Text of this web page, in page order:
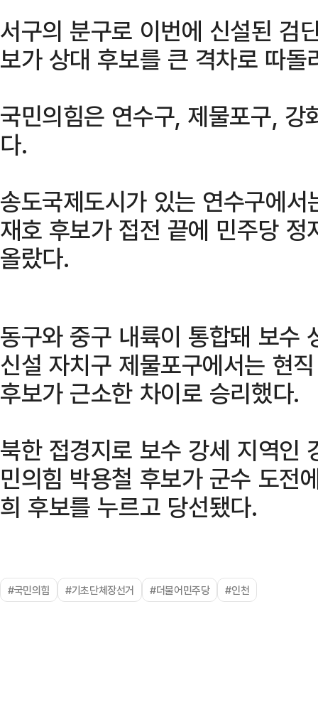
서구의 분구로 이번에 신설된 검
보가 상대 후보를 큰 격차로 따돌
국민의힘은 연수구, 제물포구,
다.
송도국제도시가 있는 연수구에
재호 후보가 접전 끝에 민주당
올랐다.
동구와 중구 내륙이 통합돼 보수
신설 자치구 제물포구에서는 현
후보가 근소한 차이로 승리했다.
북한 접경지로 보수 강세 지역인
민의힘 박용철 후보가 군수 도전
희 후보를 누르고 당선됐다.
#국민의힘 #기초단체장선거 #더불어민주당 #인천